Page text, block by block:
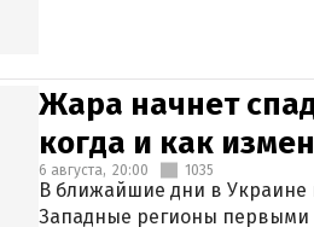
Жара начнет
когда и как
6 августа, 20:00 1035
В ближайшие дни в Украине
Западные регионы первыми